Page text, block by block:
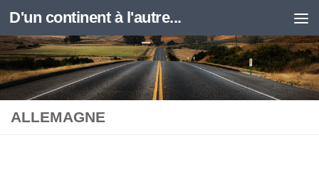
Skip to content
D'un continent à l'autre...
ALLEMAGNE